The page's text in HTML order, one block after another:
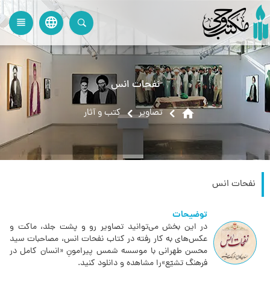
language
view_headline
نفحات انس
home تصاویر کتب و آثار
نفحات انس
توضیحات
در این بخش می‌توانید تصاویر رو و پشت جلد، ماکت و
عکس‌های به کار رفته در کتاب نفحات انس، مصاحبات سید
محسن طهرانی با موسسه شمس پیرامونِ «انسان کامل در
فرهنگ تشیّع»را مشاهده و دانلود کنید.